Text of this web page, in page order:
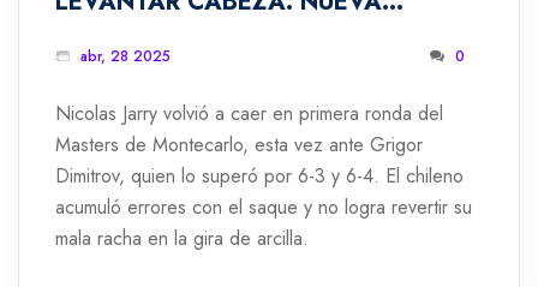
MASTERS DE MONTECARLO
abr, 28 2025 0
Nicolas Jarry volvió a caer en primera ronda del
Masters de Montecarlo, esta vez ante Grigor
Dimitrov, quien lo superó por 6-3 y 6-4. El chileno
acumuló errores con el saque y no logra revertir su
mala racha en la gira de arcilla.